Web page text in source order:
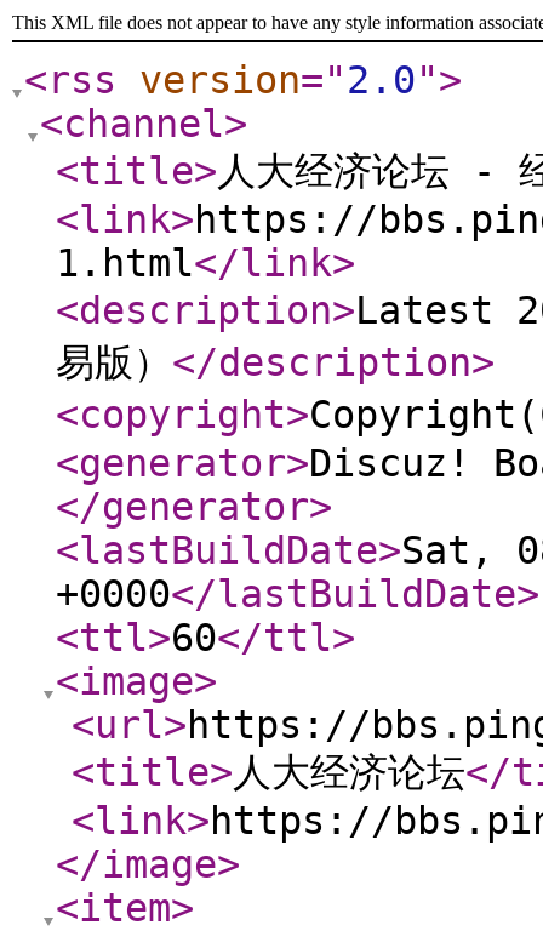
This XML file does not appear to have any style information
<rss version="2.0">
<channel>
<title>人大经济论坛 -
<link>https://
1.html</link>
<description>Latest
易版） </description>
<copyright>
<generator>Discuz!
</generator>
<lastBuildDate>Sat,
+0000</lastBuildDate>
<ttl>60</ttl>
<image>
<url>https://
<title>人大经济论坛</
<link>https://
</image>
<item>